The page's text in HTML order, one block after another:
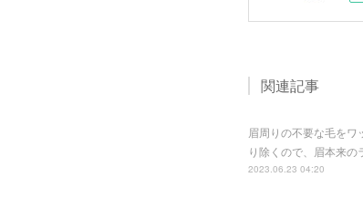
関連記事
眉周りの不要な毛を
り除くので、眉本来
2023.06.23 04:20